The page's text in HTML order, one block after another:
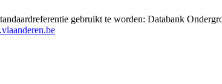
gebruikt te worden: Databank